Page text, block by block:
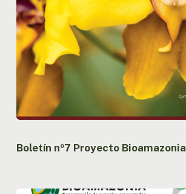
Boletín nº7 Proyecto Bioamazonia